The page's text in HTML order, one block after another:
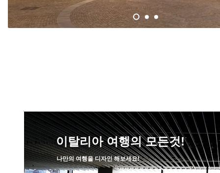
이탈리아 여행의 모든것!
나만의 여행을 디자인 해보세요!